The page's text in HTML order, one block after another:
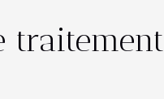
traitement